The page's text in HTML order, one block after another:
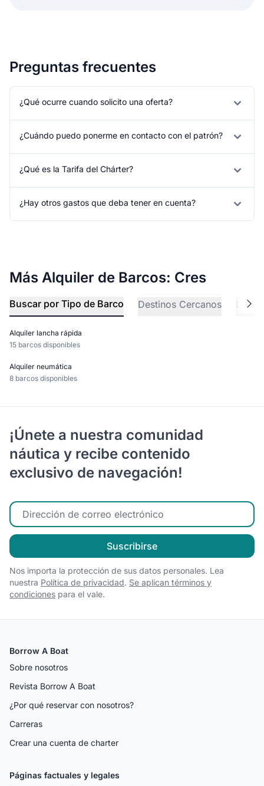
Preguntas frecuentes
¿Qué ocurre cuando solicito una oferta?
¿Cuándo puedo ponerme en contacto con el patrón?
¿Qué es la Tarifa del Chárter?
¿Hay otros gastos que deba tener en cuenta?
Más Alquiler de Barcos: Cres
Buscar por Tipo de Barco Destinos Cercanos
Alquiler lancha rápida
15 barcos disponibles
Alquiler neumática
8 barcos disponibles
¡Únete a nuestra comunidad
náutica y recibe contenido
exclusivo de navegación!
Ingrese su correo electrónico
Suscribirse
Nos importa la protección de sus datos personales. Lea
nuestra Política de privacidad. Se aplican términos y
condiciones para el vale.
Borrow A Boat
Sobre nosotros
Revista Borrow A Boat
¿Por qué reservar con nosotros?
Carreras
Crear una cuenta de charter
Páginas factuales y legales